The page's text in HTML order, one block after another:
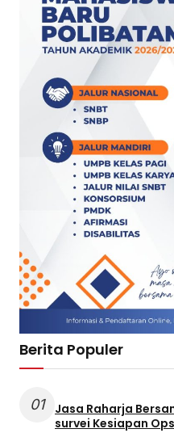
Berita Populer
01
Jasa Raharja
survei Kesiapan